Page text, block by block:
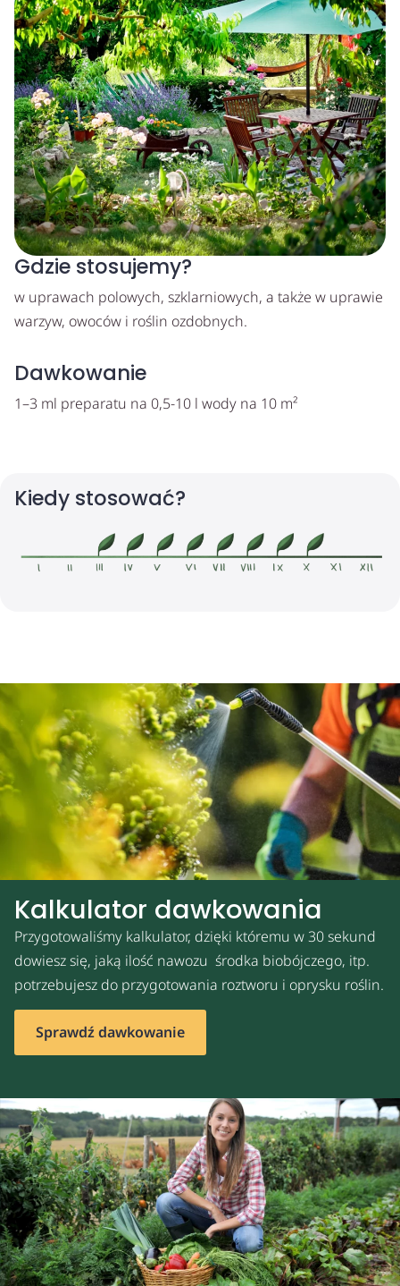
Gdzie stosujemy?
w uprawach polowych, szklarniowych, a także w uprawie
warzyw, owoców i roślin ozdobnych.
Dawkowanie
1–3 ml preparatu na 0,5-10 l wody na 10 m²
Kiedy stosować?
Kalkulator dawkowania
Przygotowaliśmy kalkulator, dzięki któremu w 30 sekund
dowiesz się, jaką ilość nawozu środka biobójczego, itp.
potrzebujesz do przygotowania roztworu i oprysku roślin.
Sprawdź dawkowanie